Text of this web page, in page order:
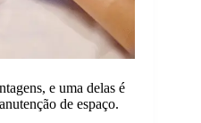
e uma delas é
de espaço.